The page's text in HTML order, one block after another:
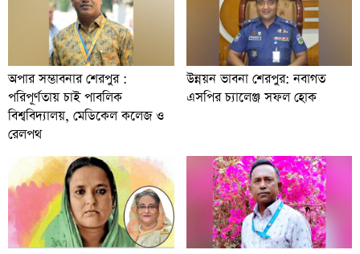
অপার সম্ভাবনার শেরপুর :
পরিপূর্ণতায় চাই পাবলিক
বিশ্ববিদ্যালয়, মেডিকেল কলেজ ও
রেলপথ
উন্নয়ন ভাবনা শেরপুর: নবাগত
এসপির চ্যালেঞ্জ সফল হোক